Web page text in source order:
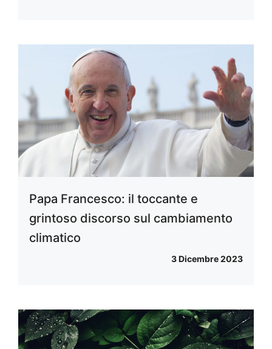
Papa Francesco: il toccante e
grintoso discorso sul cambiamento
climatico
3 Dicembre 2023